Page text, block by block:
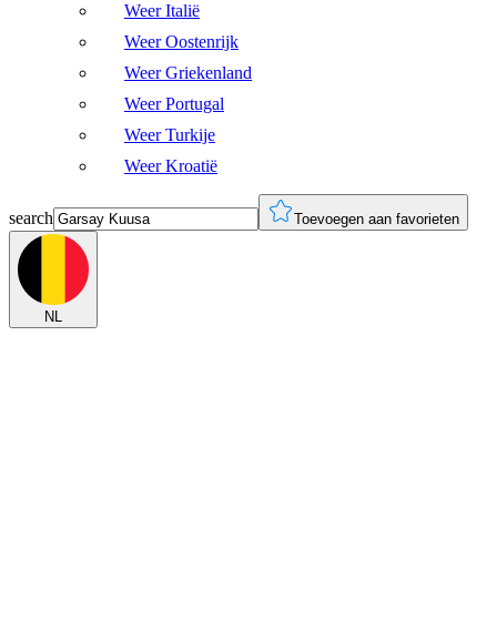
Weer Italië
Weer Oostenrijk
Weer Griekenland
Weer Portugal
Weer Turkije
Weer Kroatië
search Toevoegen aan favorieten
NL